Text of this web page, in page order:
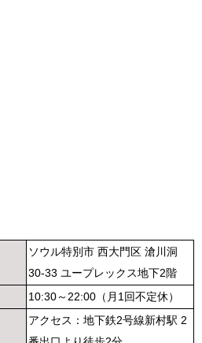
ソウル特別市 西大門区 滄川洞
30-33 ユープレックス地下2階
10:30～22:00（月1回不定休）
アクセス：地下鉄2号線新村駅 2